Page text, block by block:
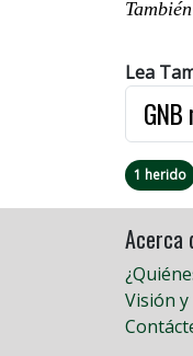
Lea
1 herido
Acerca
Visión